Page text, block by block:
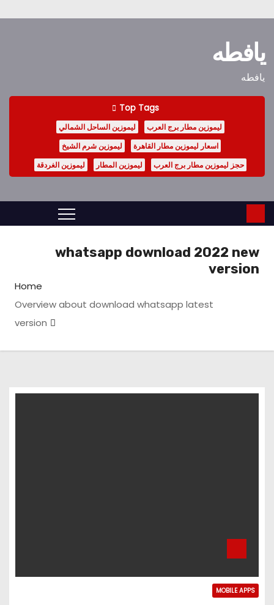
content
يافطه
يافطه
Top Tags
ليموزين مطار برج العرب
ليموزين الساحل الشمالي
اسعار ليموزين مطار القاهرة
ليموزين شرم الشيخ
حجز ليموزين مطار برج العرب
ليموزين المطار ليموزين الغردقة
whatsapp download 2022 new
version
Home
Overview about download whatsapp latest
version
MOBILE APPS